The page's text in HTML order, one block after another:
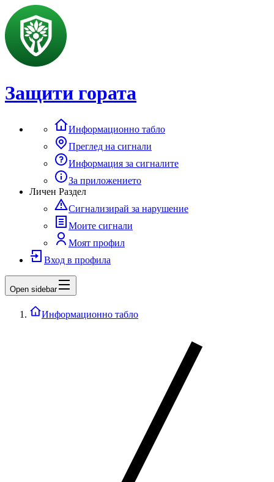
Защити гората
Информационно табло
Преглед на сигнали
Информация за сигналите
За приложението
Личен Раздел
Сигнализирай за нарушение
Моите сигнали
Моят профил
Вход в профила
Open sidebar
Информационно табло